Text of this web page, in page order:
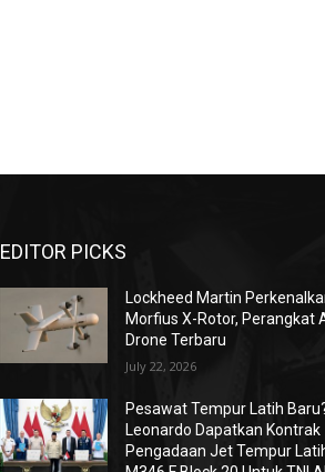
EDITOR PICKS
Lockheed Martin
Morfius X-Rotor, Perangkat
Drone Terbaru
July 22, 2026
Pesawat Tempur Latih
Leonardo Dapatkan Kontrak
Pengadaan Jet Tempur